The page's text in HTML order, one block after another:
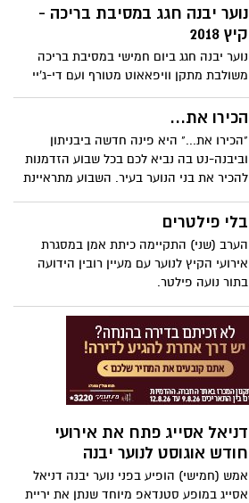
הכשרונות הצעירים של יבנה בהפקתו של דני
כרטיסים במתנ"ס גרמנוב/באתר היכל
התרבות/בקופות האמפי בערב.
נוער יבנה חגג במסיבת בריכה -
קיץ 2018
נוער יבנה חגג ביום חמישי במסיבת בריכה
משולבת מתקן וויפאאוט מטורף ועם די-ג'יי
עדן זגרון הודות למחלקת הנוער ולפרלמנט
הנוער. אלבום התמונות המלא מחכה לכם
הכירו את...
"הכירו את..." היא פינה חדשה ביבניתון
וביבנה-נט בה נביא לכם בכל שבוע הזדמנות
להכיר את בני הנוער בעיר. השבוע מתראיינת
החלה להגשים את חלומה מגיל צעיר.
בלי פילטרים
הערב (שני) התקיימה כיתת אמן במסגרת
אירועי הקיץ לנוער עם מעיין רובין הידועה
בתור נועה פילטר.
דניאל אסייג פתח את אירועי
חודש אוגוסט לנוער יבנה
אמש (חמישי) הופיע בפני נוער יבנה דניאל
אסייג במופע סטנדאפ מיוחד שנתן את יריית